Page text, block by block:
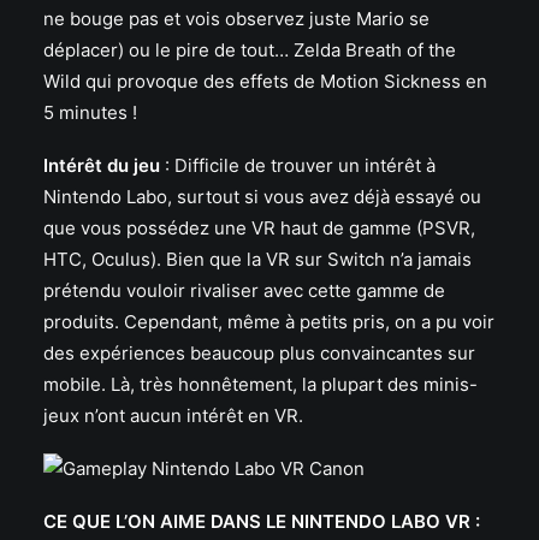
ne bouge pas et vois observez juste Mario se
déplacer) ou le pire de tout… Zelda Breath of the
Wild qui provoque des effets de Motion Sickness en
5 minutes !
Intérêt du jeu : Difficile de trouver un intérêt à
Nintendo Labo, surtout si vous avez déjà essayé ou
que vous possédez une VR haut de gamme (PSVR,
HTC, Oculus). Bien que la VR sur Switch n’a jamais
prétendu vouloir rivaliser avec cette gamme de
produits. Cependant, même à petits pris, on a pu voir
des expériences beaucoup plus convaincantes sur
mobile. Là, très honnêtement, la plupart des minis-
jeux n’ont aucun intérêt en VR.
CE QUE L’ON AIME DANS LE NINTENDO LABO VR :